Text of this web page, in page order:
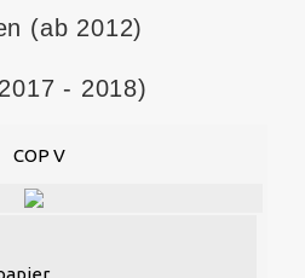
(ab 2012)
- 2018)
COP V